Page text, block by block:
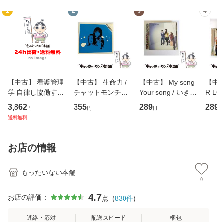
1
【中古】 看護管理
学 自律し協働する
専門職の看護マネ
ジメントスキル 改
恵 藤本幸三 / 南江
堂 [単行
3,862円
送料無料
2
【中古】 生命力 /
チャットモンチー /
キューンレコード
[CD]【メール便送
355円
3
【中古】 My song
Your song / いきも
のがかり / [CD]
【メール便送料無
289円
4
【
R
産
お店の情報
もったいない本舗
0
お店の評価： 4.7点 (830件)
連絡・応対 配送スピード 梱包